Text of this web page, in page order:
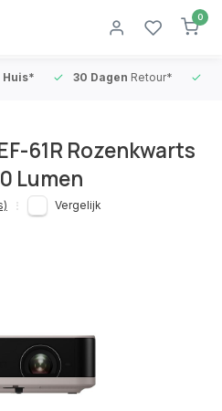
0
Huis* 30 Dagen Retour*
61R Rozenkwarts
Lumen
Vergelijk